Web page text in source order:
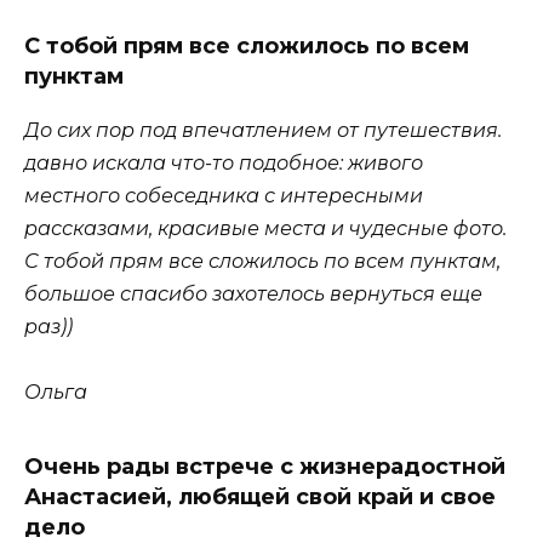
С тобой прям все сложилось по всем
пунктам
До сих пор под впечатлением от путешествия.
давно искала что-то подобное: живого
местного собеседника с интересными
рассказами, красивые места и чудесные фото.
С тобой прям все сложилось по всем пунктам,
большое спасибо захотелось вернуться еще
раз))
Ольга
Очень рады встрече с жизнерадостной
Анастасией, любящей свой край и свое
дело